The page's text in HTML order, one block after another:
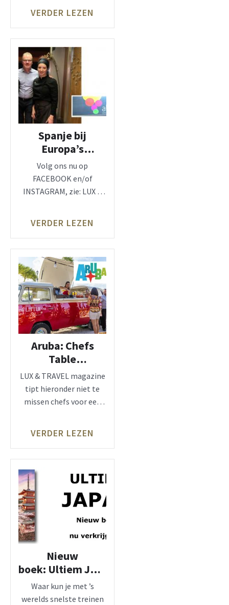
VERDER LEZEN
Spanje bij
Europa’s
populairste
vakantielanden
Volg ons nu op
FACEBOOK en/of
INSTAGRAM, zie: LUX &
VERDER LEZEN
Aruba: Chefs
Table
Restaurants
LUX & TRAVEL magazine
tipt hieronder niet te
missen chefs voor een
VERDER LEZEN
Nieuw
boek: Ultiem Japan,
100
hoogtepunten
Waar kun je met ’s
werelds snelste treinen